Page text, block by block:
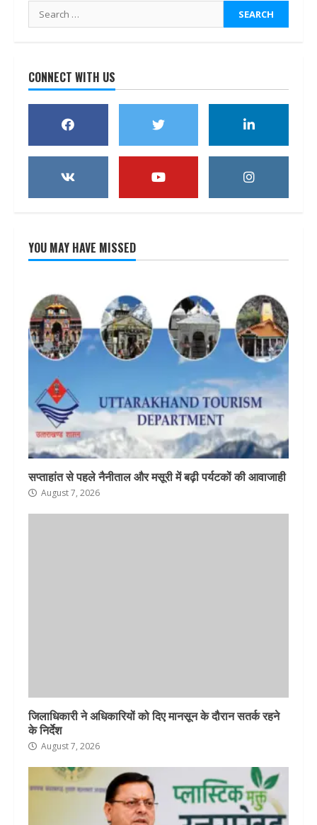
Search
for:
CONNECT WITH US
YOU MAY HAVE MISSED
सप्ताहांत से पहले नैनीताल और मसूरी में बढ़ी पर्यटकों की आवाजाही
August 7, 2026
जिलाधिकारी ने अधिकारियों को दिए मानसून के दौरान सतर्क रहने
के निर्देश
August 7, 2026